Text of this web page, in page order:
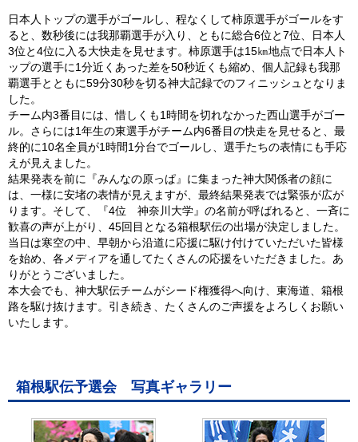
日本人トップの選手がゴールし、程なくして柿原選手がゴールをす
ると、数秒後には我那覇選手が入り、ともに総合6位と7位、日本人
3位と4位に入る大快走を見せます。柿原選手は15㎞地点で日本人ト
ップの選手に1分近くあった差を50秒近くも縮め、個人記録も我那
覇選手とともに59分30秒を切る神大記録でのフィニッシュとなりま
した。
チーム内3番目には、惜しくも1時間を切れなかった西山選手がゴー
ル。さらには1年生の東選手がチーム内6番目の快走を見せると、最
終的に10名全員が1時間1分台でゴールし、選手たちの表情にも手応
えが見えました。
結果発表を前に『みんなの原っぱ』に集まった神大関係者の顔に
は、一様に安堵の表情が見えますが、最終結果発表では緊張が広が
ります。そして、『4位 神奈川大学』の名前が呼ばれると、一斉に
歓喜の声が上がり、45回目となる箱根駅伝の出場が決定しました。
当日は寒空の中、早朝から沿道に応援に駆け付けていただいた皆様
を始め、各メディアを通してたくさんの応援をいただきました。あ
りがとうございました。
本大会でも、神大駅伝チームがシード権獲得へ向け、東海道、箱根
路を駆け抜けます。引き続き、たくさんのご声援をよろしくお願い
いたします。
箱根駅伝予選会 写真ギャラリー